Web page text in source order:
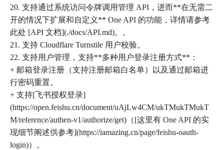
20. 支持通过系统访问令牌调用管理 API，进而**在无需二
开的情况下扩展和自定义** One API 的功能，详情请参考
此处 [API 文档](./docs/API.md)。。
21. 支持 Cloudflare Turnstile 用户校验。
22. 支持用户管理，支持**多种用户登录注册方式**：
+ 邮箱登录注册（支持注册邮箱白名单）以及通过邮箱进
行密码重置。
+ 支持[飞书授权登录]
(https://open.feishu.cn/document/uAjLw4CM/ukTMukTMukT
M/reference/authen-v1/authorize/get)（[这里有 One API 的实
现细节阐述供参考](https://iamazing.cn/page/feishu-oauth-
login)）。